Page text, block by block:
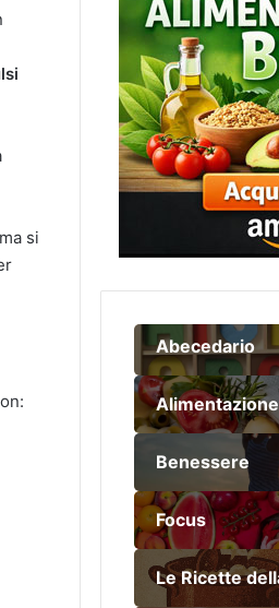
si
Abecedario
Alimentazione
Benessere
Focus
Le Ricette